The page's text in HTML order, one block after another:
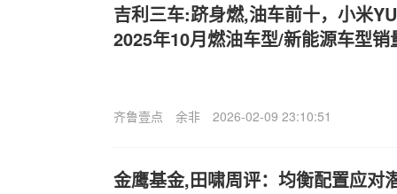
吉利三车:跻身燃,油车前十，小米
2025年10月燃油车型/新能源车型销
齐鲁壹点 余非 2026-02-09 23:10:51
金鹰基金,田啸周评：均衡配置应对